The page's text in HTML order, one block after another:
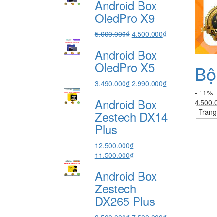
là:
7.490.000₫.
6.490.000₫.
Android Box
OledPro X9
5.000.000₫ Giá
là:
5.000.000₫.
4.500.000₫Giá
4.500.000₫.
Android Box
OledPro X5
3.490.000₫ Giá
là:
3.490.000₫.
2.990.000₫Giá
là:
2.990.000₫.
Android Box
Zestech DX14
Plus
12.500.000₫
Giá
là:
12.500.000₫.
11.500.000₫Giá
tại
là:
11.500.000₫.
Android Box
Zestech
DX265 Plus
- 11%